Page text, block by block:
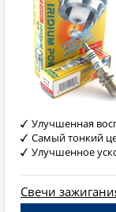
Улучшенная
Самый тонкий
Улучшенное
Свечи